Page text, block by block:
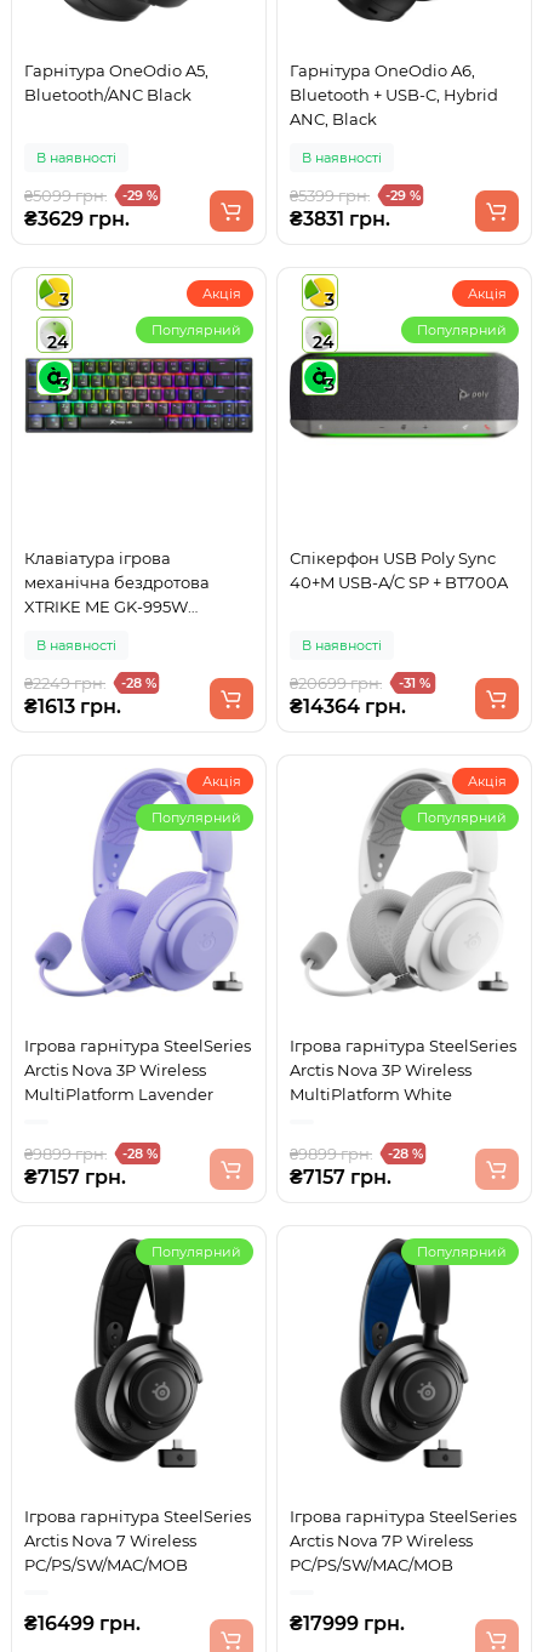
Гарнітура OneOdio A5,
Bluetooth/ANC Black
В наявності
₴5099 грн. -29 %
₴3629 грн.
Гарнітура OneOdio A6,
Bluetooth + USB-C, Hybrid
ANC, Black
В наявності
₴5399 грн. -29 %
₴3831 грн.
3
24
3
Акція
Популярний
Клавіатура ігрова
механічна бездротова
XTRIKE ME GK-995W
C,68кл.2000мАг,RGB
В наявності
₴2249 грн. -28 %
₴1613 грн.
3
24
3
Акція
Популярний
Спікерфон USB Poly Sync
40+M USB-A/C SP + BT700A
В наявності
₴20699 грн. -31 %
₴14364 грн.
Акція
Популярний
Ігрова гарнітура SteelSeries
Arctis Nova 3P Wireless
MultiPlatform Lavender
₴9899 грн. -28 %
₴7157 грн.
Акція
Популярний
Ігрова гарнітура SteelSeries
Arctis Nova 3P Wireless
MultiPlatform White
₴9899 грн. -28 %
₴7157 грн.
Популярний
Ігрова гарнітура SteelSeries
Arctis Nova 7 Wireless
PC/PS/SW/MAC/MOB
₴16499 грн.
Популярний
Ігрова гарнітура SteelSeries
Arctis Nova 7P Wireless
PC/PS/SW/MAC/MOB
₴17999 грн.